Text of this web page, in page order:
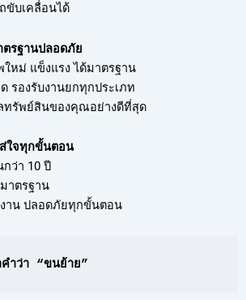
ขับเคลื่อนได้
ตรฐานปลอดภัย
ใหม่ แข็งแรง ได้มาตรฐาน
รองรับงานยกทุกประเภท
รัพย์สินของคุณอย่างดีที่สุด
ใจทุกขั้นตอน
ว่า 10 ปี
าตรฐาน
าน ปลอดภัยทุกขั้นตอน
คำว่า “ขนย้าย”